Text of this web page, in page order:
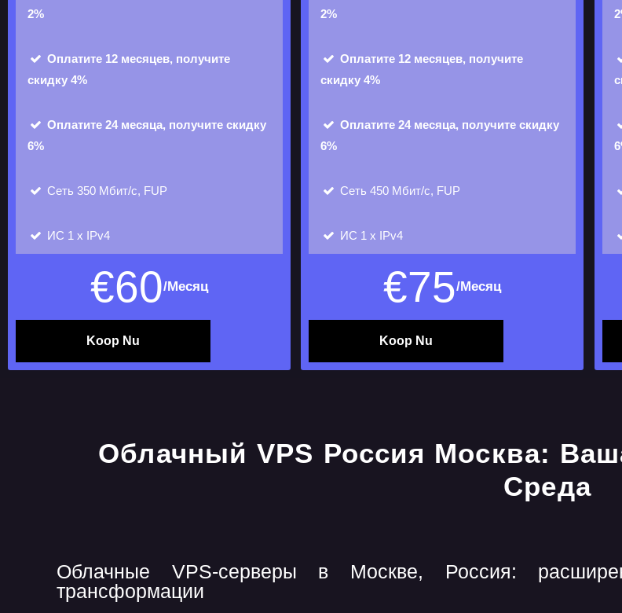
2%
Оплатите 12 месяцев, получите
скидку 4%
Оплатите 24 месяца, получите скидку
6%
Сеть 350 Мбит/с, FUP
ИС 1 х IPv4
€60/Месяц
Koop Nu
2%
Оплатите 12 месяцев, получите
скидку 4%
Оплатите 24 месяца, получите скидку
6%
Сеть 450 Мбит/с, FUP
ИС 1 х IPv4
€75/Месяц
Koop Nu
Облачные VPS-серверы в Москве, Россия:
трансформации